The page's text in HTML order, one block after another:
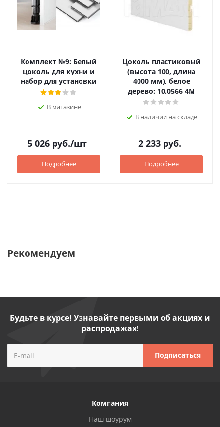
Комплект №9: Белый
цоколь для кухни и
набор для установки
В магазине
5 026руб./шт
Подробнее
Цоколь пластиковый
(высота 100, длина
4000 мм), белое
дерево: 10.0566 4M
В наличии на складе
2 233руб.
Подробнее
Рекомендуем
Будьте в курсе! Узнавайте первыми об акциях и
распродажах!
Компания
Наш шоурум